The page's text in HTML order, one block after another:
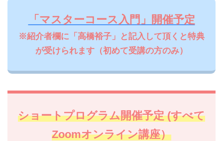
「マスターコース入門」開催予定
※紹介者欄に「高橋裕子」と記入して頂くと特典
が受けられます（初めて受講の方のみ）
ショートプログラム開催予定 (すべて
Zoomオンライン講座）